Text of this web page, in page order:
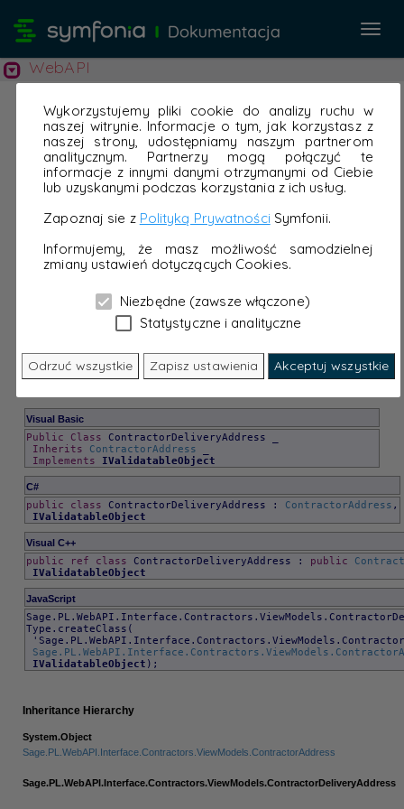
Wykorzystujemy pliki cookie do analizy ruchu w
naszej witrynie. Informacje o tym, jak korzystasz z
naszej strony, udostępniamy naszym partnerom
analitycznym. Partnerzy mogą połączyć te
informacje z innymi danymi otrzymanymi od Ciebie
lub uzyskanymi podczas korzystania z ich usług.
Zapoznaj sie z Polityką Prywatności Symfonii.
Informujemy, że masz możliwość samodzielnej
zmiany ustawień dotyczących Cookies.
Niezbędne (zawsze włączone)
Statystyczne i analityczne
Odrzuć wszystkie Zapisz ustawienia Akceptuj wszystkie
WebAPI